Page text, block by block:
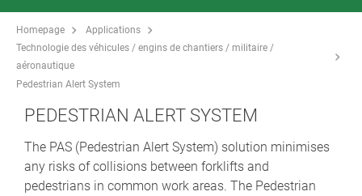
Homepage
Applications
Technologie des véhicules / engins de chantiers / militaire /
aéronautique
Pedestrian Alert System
PEDESTRIAN ALERT SYSTEM
The PAS (Pedestrian Alert System) solution minimises
any risks of collisions between forklifts and
pedestrians in common work areas. The Pedestrian